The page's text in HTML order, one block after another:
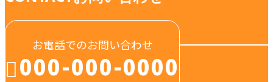
お電話でのお問い合わせ
000-000-0000